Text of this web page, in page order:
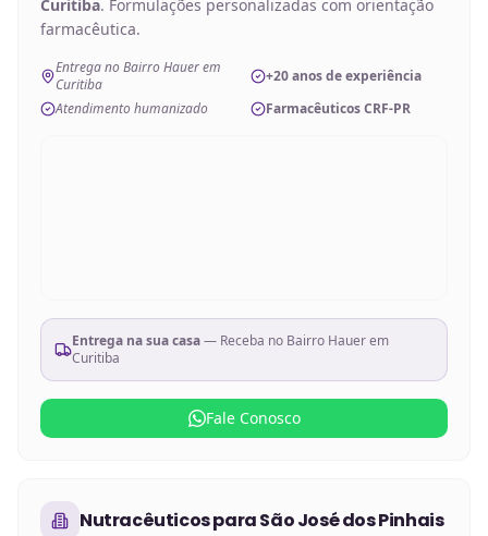
Curitiba. Formulações personalizadas com orientação
farmacêutica.
Entrega no Bairro Hauer em
Curitiba
+20 anos de experiência
Atendimento humanizado
Farmacêuticos CRF-PR
Entrega na sua casa— Receba no Bairro Hauer em
Curitiba
Fale Conosco
NutracêuticosparaSão José dos Pinhais